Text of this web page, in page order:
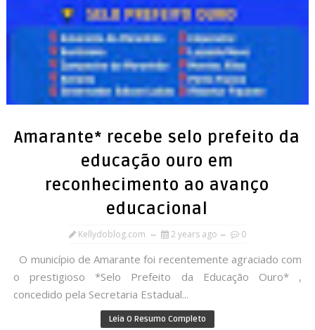
Amarante* recebe selo prefeito da
educação ouro em
reconhecimento ao avanço
educacional
Kellydoblog.com 2 years ago 0
O município de Amarante foi recentemente agraciado com
o prestigioso *Selo Prefeito da Educação Ouro* ,
concedido pela Secretaria Estadual...
Leia O Resumo Completo